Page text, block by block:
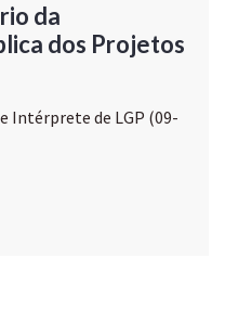
da
dos Projetos
Intérprete de LGP (09-